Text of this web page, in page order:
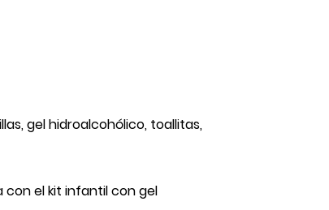
gel hidroalcohólico, toallitas,
con el kit infantil con gel